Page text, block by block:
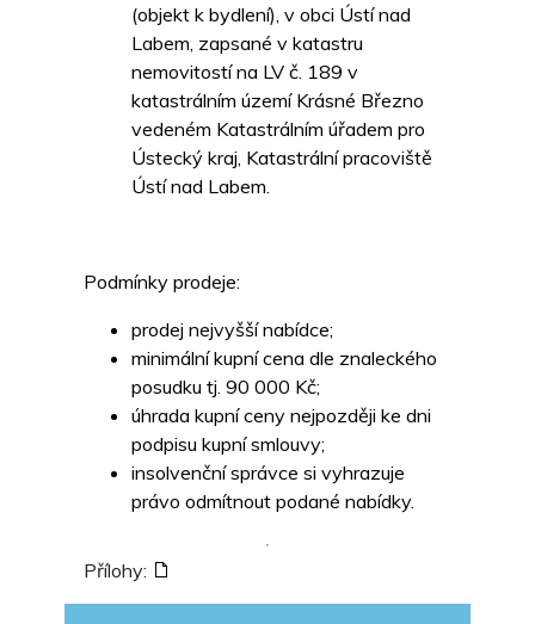
(objekt k bydlení), v obci Ústí nad
Labem, zapsané v katastru
nemovitostí na LV č. 189 v
katastrálním území Krásné Březno
vedeném Katastrálním úřadem pro
Ústecký kraj, Katastrální pracoviště
Ústí nad Labem.
Podmínky prodeje:
prodej nejvyšší nabídce;
minimální kupní cena dle znaleckého
posudku tj. 90 000 Kč;
úhrada kupní ceny nejpozději ke dni
podpisu kupní smlouvy;
insolvenční správce si vyhrazuje
právo odmítnout podané nabídky.
Přílohy: